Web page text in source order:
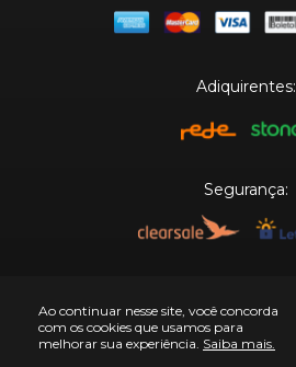
Ao continuar nesse site, você concorda
com os cookies que usamos para
melhorar sua experiência. Saiba mais.
Adiquirentes:
Segurança: